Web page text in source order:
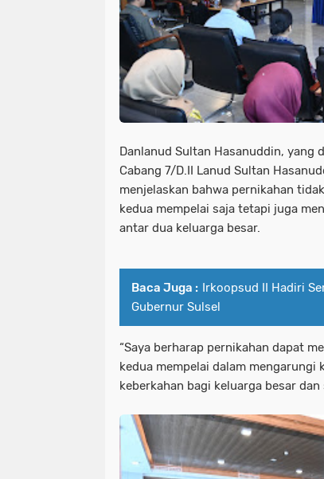
Danlanud Sultan Hasanuddin, yang
Cabang 7/D.II Lanud Sultan
menjelaskan bahwa pernikahan
kedua mempelai saja tetapi juga
antar dua keluarga besar.
Baca Juga : Irkoopsud II Hadiri
Gubernur Sulsel
“Saya berharap pernikahan dapat
kedua mempelai dalam mengarungi
keberkahan bagi keluarga besar dan